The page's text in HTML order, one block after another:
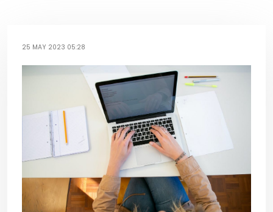
25 MAY 2023 05:28